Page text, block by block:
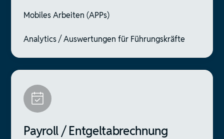
Mobiles Arbeiten (APPs)
Analytics / Auswertungen für Führungskräfte
Payroll / Entgeltabrechnung